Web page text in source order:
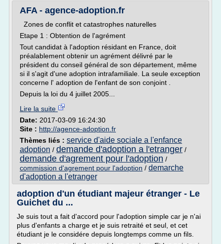
AFA - agence-adoption.fr
Zones de conflit et catastrophes naturelles
Etape 1 : Obtention de l'agrément
Tout candidat à l'adoption résidant en France, doit
préalablement obtenir un agrément délivré par le
président du conseil général de son département, même
si il s'agit d'une adoption intrafamiliale. La seule exception
concerne l' adoption de l'enfant de son conjoint .
Depuis la loi du 4 juillet 2005...
Lire la suite
Date: 2017-03-09 16:24:30
Site : http://agence-adoption.fr
Thèmes liés : service d'aide sociale a l'enfance
adoption / demande d'adoption a l'etranger /
demande d'agrement pour l'adoption /
commission d'agrement pour l'adoption / demarche
d'adoption a l'etranger
adoption d'un étudiant majeur étranger - Le
Guichet du ...
Je suis tout a fait d'accord pour l'adoption simple car je n'ai
plus d'enfants a charge et je suis retraité et seul, et cet
étudiant je le considére depuis longtemps comme un fils.